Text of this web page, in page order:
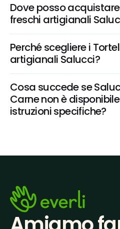
Dove posso
freschi artigianali
Perché scegliere i
artigianali Salucci?
Cosa succede se
Carne non è
istruzioni specifiche?